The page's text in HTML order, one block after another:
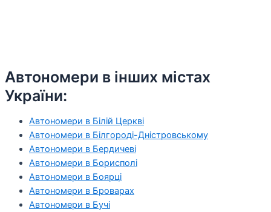
Автономери в інших містах
України:
Автономери в Білій Церкві
Автономери в Білгороді-Дністровському
Автономери в Бердичеві
Автономери в Борисполі
Автономери в Боярці
Автономери в Броварах
Автономери в Бучі